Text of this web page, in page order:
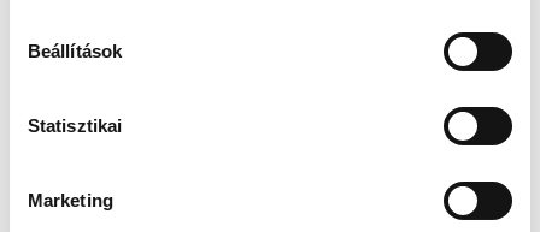
Beállítások
Statisztikai
Marketing
Késéltánc a Dunán: Mi
adott interjújában vázolta fel a Paksi